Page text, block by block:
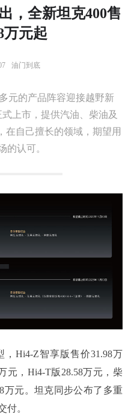
，全新坦克400售
万元起
油门到底
元的产品阵容迎接越野新
上市，提供汽油、柴油及
在自己擅长的领域，期望用
的认可。
Hi4-Z智享版售价31.98万
元，Hi4-T版28.58万元，柴
万元。坦克同步公布了多重
付。